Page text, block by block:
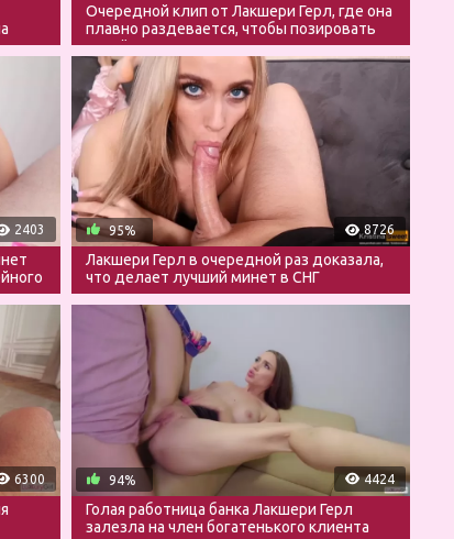
Очередной клип от Лакшери Герл, где она
плавно раздевается, чтобы позировать
голой
2403 8726
95%
Лакшери Герл в очередной раз доказала,
что делает лучший минет в СНГ
6300 4424
94%
Голая работница банка Лакшери Герл
залезла на член богатенького клиента